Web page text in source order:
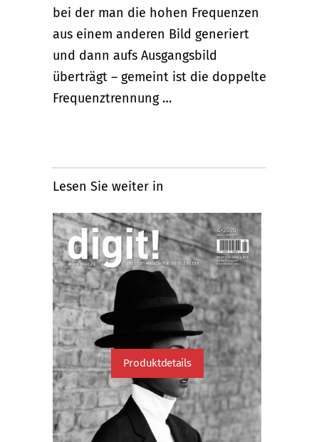
bei der man die hohen Frequenzen
aus einem anderen Bild generiert
und dann aufs Ausgangsbild
überträgt – gemeint ist die doppelte
Frequenztrennung …
Lesen Sie weiter in
Produktdetails